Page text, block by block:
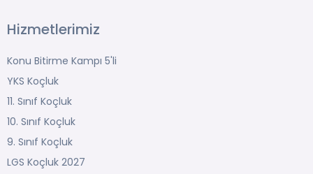
Hizmetlerimiz
Konu Bitirme Kampı 5'li
YKS Koçluk
11. Sınıf Koçluk
10. Sınıf Koçluk
9. Sınıf Koçluk
LGS Koçluk 2027